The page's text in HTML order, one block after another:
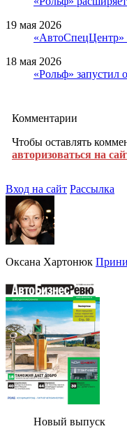
19 мая 2026
«АвтоСпецЦентр»
18 мая 2026
«Рольф» запустил
Комментарии
Чтобы оставлять
авторизоваться на
Вход на сайт Рассылка
Оксана Хартонюк
Новый выпуск